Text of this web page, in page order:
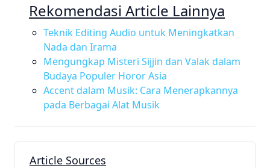
Rekomendasi Article Lainnya
Teknik Editing Audio untuk Meningkatkan
Nada dan Irama
Mengungkap Misteri Sijjin dan Valak dalam
Budaya Populer Horor Asia
Accent dalam Musik: Cara Menerapkannya
pada Berbagai Alat Musik
Article Sources